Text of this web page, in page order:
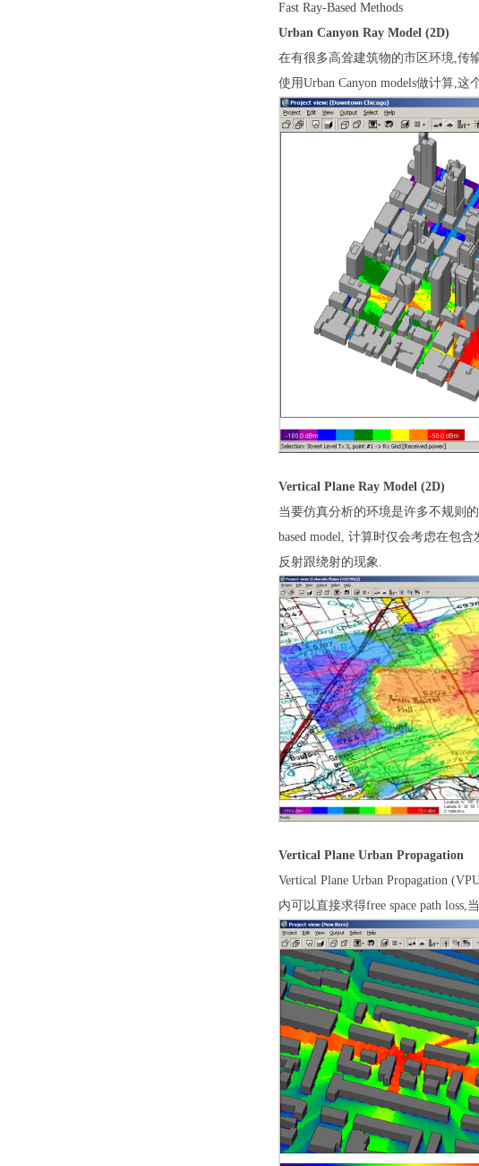
Fast Ray-Based Methods
Urban Canyon Ray Model (2D)
在有很多高耸建筑物的市区环境,传
使用Urban Canyon models做计算,这
Vertical Plane Ray Model (2D)
当要仿真分析的环境是许多不规则
based model, 计算时仅会考虑在包含
反射跟绕射的现象.
Vertical Plane Urban Propagation
Vertical Plane Urban Propagation
内可以直接求得free space path loss,